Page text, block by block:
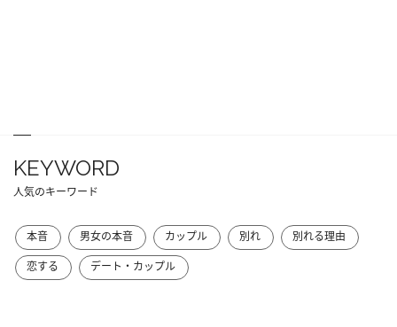
KEYWORD
人気のキーワード
本音 男女の本音 カップル 別れ
別れる理由
恋する
デート・カップル